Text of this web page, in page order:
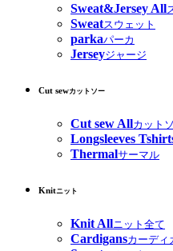
Sweat&Jersey All
Sweatスウェット
parkaパーカ
Jerseyジャージ
Cut sewカットソー
Cut sew Allカット
Longsleeves
Thermalサーマル
Knitニット
Knit Allニット全て
Cardigansカーディ